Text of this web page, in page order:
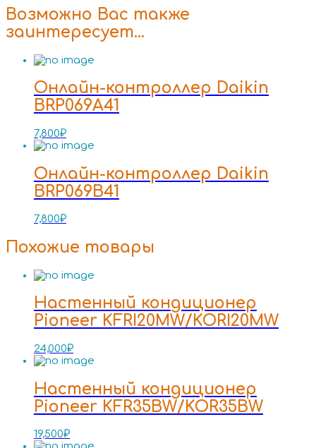
Возможно Вас также
заинтересует…
Онлайн-контроллер Daikin
BRP069A41
7,800₽
Онлайн-контроллер Daikin
BRP069B41
7,800₽
Похожие товары
Настенный кондиционер
Pioneer KFRI20MW/KORI20MW
24,000₽
Настенный кондиционер
Pioneer KFR35BW/KOR35BW
19,500₽